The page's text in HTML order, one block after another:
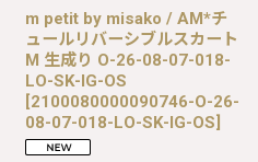
m petit by misako / AM*チ
ュールリバーシブルスカート
M 生成り O-26-08-07-018-
LO-SK-IG-OS
[2100080000090746-O-26-
08-07-018-LO-SK-IG-OS]